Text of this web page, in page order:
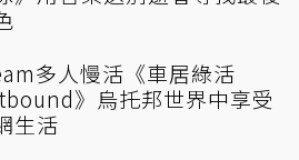
多人慢活《車居綠活
》烏托邦世界中享受
生活